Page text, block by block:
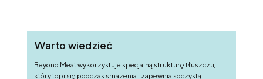
Warto wiedzieć
Beyond Meat wykorzystuje specjalną strukturę tłuszczu,
który topi się podczas smażenia i zapewnia soczystą